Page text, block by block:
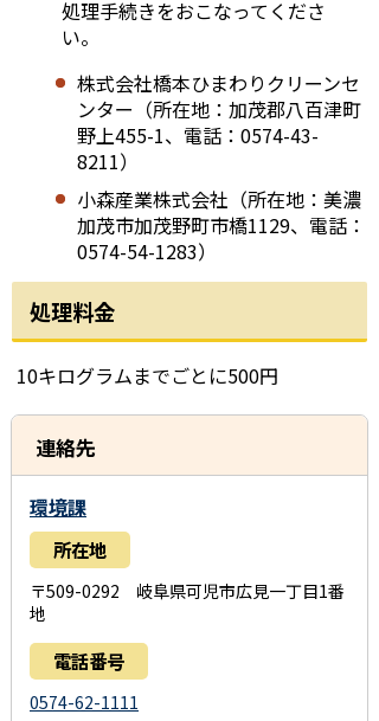
処理手続きをおこなってくださ
い。
株式会社橋本ひまわりクリーンセ
ンター（所在地：加茂郡八百津町
野上455-1、電話：0574-43-
8211）
小森産業株式会社（所在地：美濃
加茂市加茂野町市橋1129、電話：
0574-54-1283）
処理料金
10キログラムまでごとに500円
連絡先
環境課
所在地
〒509-0292 岐阜県可児市広見一丁目1番
地
電話番号
0574-62-1111